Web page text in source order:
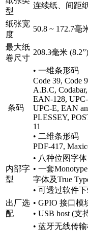
型
连续纸、间距纸
纸张宽
度
50.8 ~ 172.7毫
最大纸
卷尺寸
208.3毫米
条码
• 一维条形码
Code 39, Code
A.B.C,
EAN-128,
UPC-E, EAN
PLESSEY,
11
• 二维条形码
PDF-417,
内部字
型
• 八种位图字体
• 一套
字体及True
• 可透过软件
出厂选
配
• GPIO 接口模
• USB host (
• 蓝牙无线传